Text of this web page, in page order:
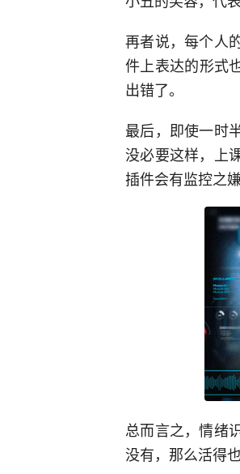
再者说，每个人
件上表达的形式
出错了。
最后，即使一时
没必要这样，上
插件会有监控之
总而言之，情绪
没有，那么活得